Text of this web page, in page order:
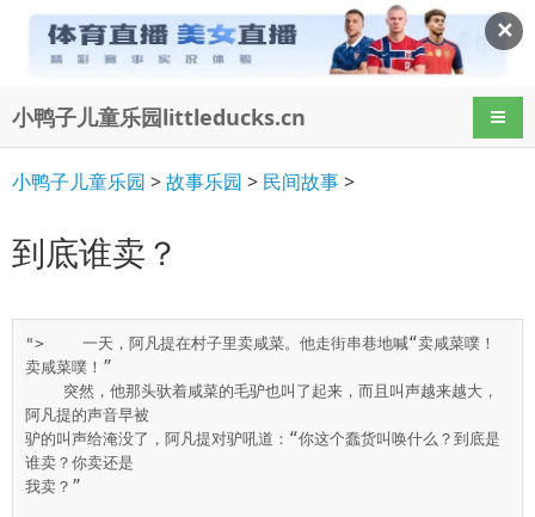
✕
小鸭子儿童乐园littleducks.cn 导航
小鸭子儿童乐园 >故事乐园 > 民间故事>
到底谁卖？
">    一天，阿凡提在村子里卖咸菜。他走街串巷地喊“卖咸菜噗！
卖咸菜噗！”
阿凡提的声音早被
驴的叫声给淹没了，阿凡提对驴吼道：“你这个蠢货叫唤什么？到底是
谁卖？你卖还是
我卖？”